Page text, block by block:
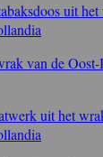
uit
van de
uit het